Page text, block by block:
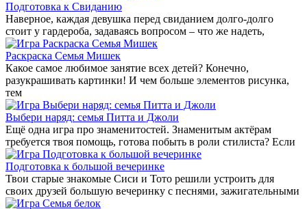
Подготовка к Свиданию
Наверное, каждая девушка перед свиданием долго-долго
стоит у гардероба, задаваясь вопросом – что же надеть,
Раскраска Семья Мишек
Какое самое любимое занятие всех детей? Конечно,
разукрашивать картинки! И чем больше элементов рисунка,
тем
Выбери наряд: семья Питта и Джоли
Ещё одна игра про знаменитостей. Знаменитым актёрам
требуется твоя помощь, готова побыть в роли стилиста? Если
Подготовка к большой вечеринке
Твои старые знакомые Сиси и Тото решили устроить для
своих друзей большую вечеринку с песнями, зажигательными